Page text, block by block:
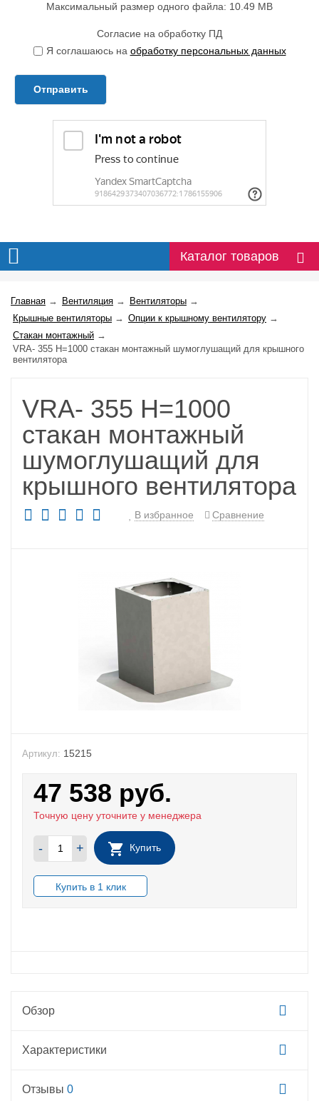
Максимальный размер одного файла: 10.49 MB
Согласие на обработку ПД
Я соглашаюсь на обработку персональных данных
Отправить
Каталог товаров
Главная → Вентиляция → Вентиляторы →
Крышные вентиляторы → Опции к крышному вентилятору →
Стакан монтажный →
VRA- 355 H=1000 стакан монтажный шумоглушащий для крышного
вентилятора
VRA- 355 H=1000
стакан монтажный
шумоглушащий для
крышного вентилятора
В избранное Сравнение
Артикул: 15215
47 538 руб.
Точную цену уточните у менеджера
- + Купить
Обзор
Характеристики
Отзывы 0